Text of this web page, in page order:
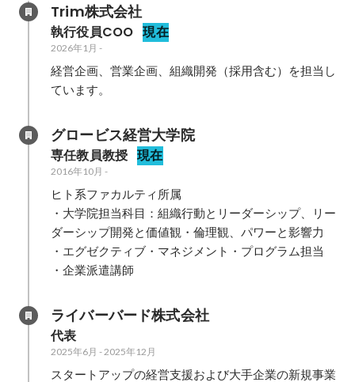
Trim株式会社
執行役員COO 現在
2026年1月 -
経営企画、営業企画、組織開発（採用含む）を担当し
ています。
グロービス経営大学院
専任教員教授 現在
2016年10月 -
ヒト系ファカルティ所属
・大学院担当科目：組織行動とリーダーシップ、リー
ダーシップ開発と価値観・倫理観、パワーと影響力
・エグゼクティブ・マネジメント・プログラム担当
・企業派遣講師
ライバーバード株式会社
代表
2025年6月 - 2025年12月
スタートアップの経営支援および大手企業の新規事業